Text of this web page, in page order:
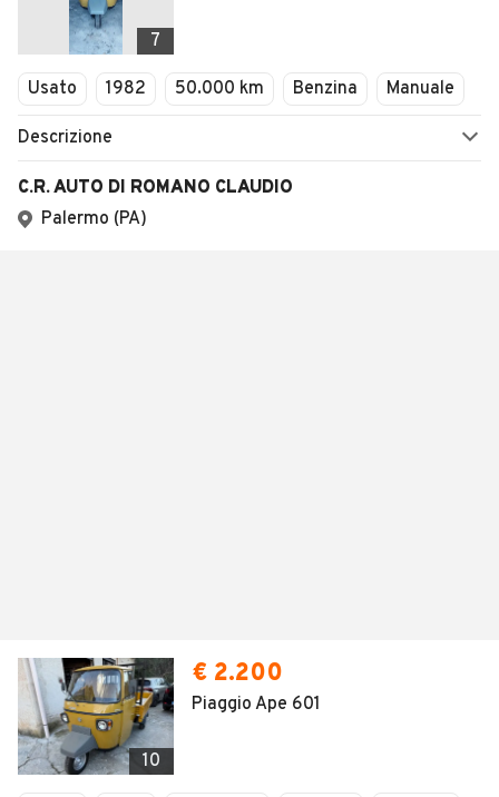
7
Usato 1982 50.000 km Benzina Manuale
Descrizione
C.R. AUTO DI ROMANO CLAUDIO
Palermo (PA)
10
€ 2.200
Piaggio Ape 601